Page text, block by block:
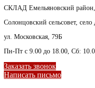
СКЛАД Емельяновский район,
Солонцовский сельсовет,
ул. Московская, 79Б
Пн-Пт с 9.00 до 18.00, Сб:
Заказать звонок
Написать письмо